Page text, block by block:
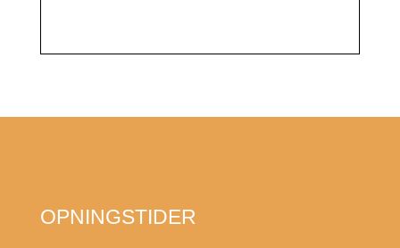
OPNINGSTIDER